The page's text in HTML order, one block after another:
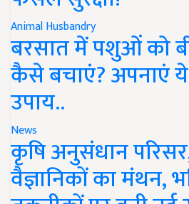
Animal Husbandry
बरसात में पशुओं को
कैसे बचाएं? अपनाएं
उपाय..
News
कृषि अनुसंधान
वैज्ञानिकों का मंथन,